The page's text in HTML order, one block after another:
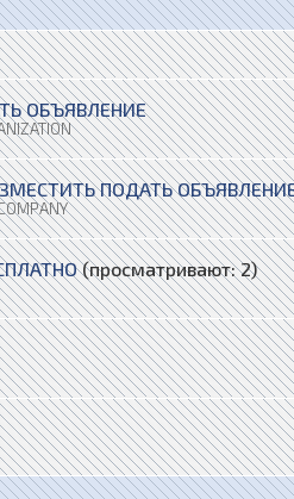
ОБЪЯВЛЕНИЕ
ПОДАТЬ
(просматривают: 2)